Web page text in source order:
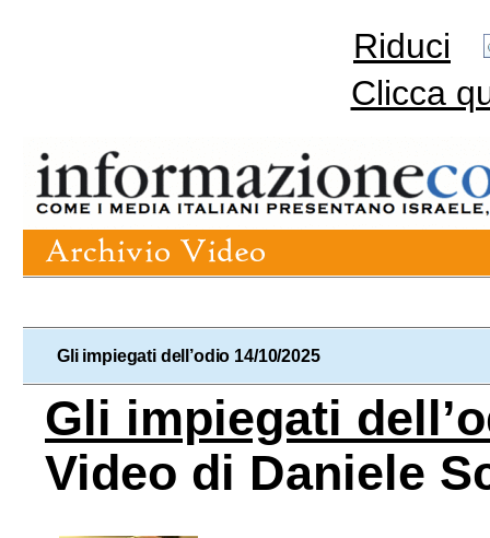
Riduci
Clicca
Gli impiegati dell’odio 14/10/2025
Gli impiegati
Video di Daniele